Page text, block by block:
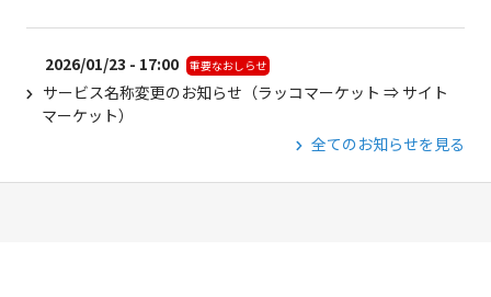
2026/01/23 - 17:00 重要なおしらせ
サービス名称変更のお知らせ（ラッコマーケット ⇒ サイト
マーケット）
全てのお知らせを見る